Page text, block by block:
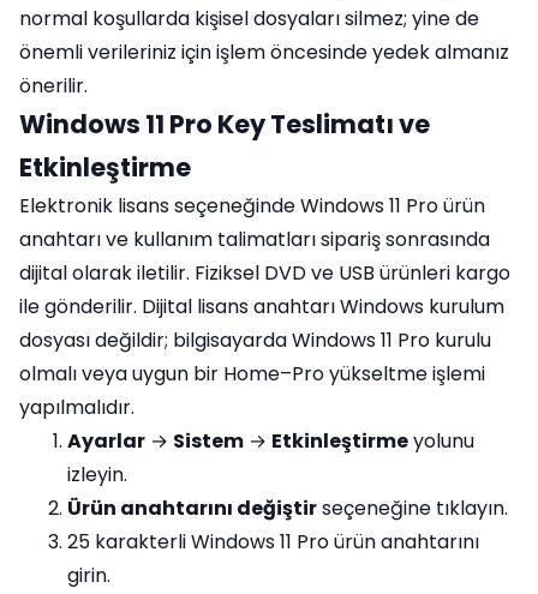
normal koşullarda kişisel dosyaları silmez; yine de
önemli verileriniz için işlem öncesinde yedek almanız
önerilir.
Windows 11 Pro Key Teslimatı ve
Etkinleştirme
Elektronik lisans seçeneğinde Windows 11 Pro ürün
anahtarı ve kullanım talimatları sipariş sonrasında
dijital olarak iletilir. Fiziksel DVD ve USB ürünleri kargo
ile gönderilir. Dijital lisans anahtarı Windows kurulum
dosyası değildir; bilgisayarda Windows 11 Pro kurulu
olmalı veya uygun bir Home–Pro yükseltme işlemi
yapılmalıdır.
Ayarlar → Sistem → Etkinleştirmeyolunu
izleyin.
Ürün anahtarını değiştirseçeneğine tıklayın.
25 karakterli Windows 11 Pro ürün anahtarını
girin.